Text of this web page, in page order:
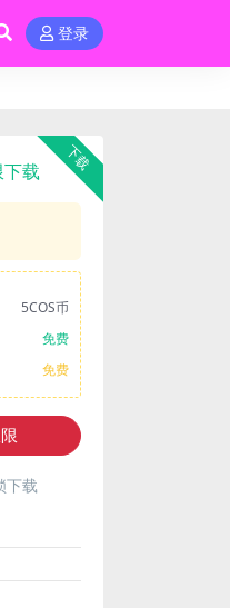
登录
下载
载
5COS币
免费
免费
下载